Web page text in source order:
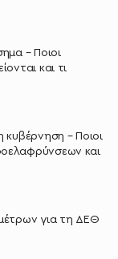
– Ποιοι
και τι
κυβέρνηση – Ποιοι
και
για τη ΔΕΘ